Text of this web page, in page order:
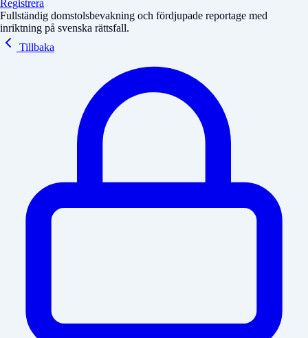
Registrera
Fullständig domstolsbevakning och fördjupade reportage med
inriktning på svenska rättsfall.
Tillbaka